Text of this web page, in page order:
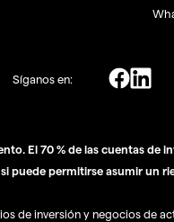
Síganos en:
El 70 % de las cuentas de
puede permitirse asumir un
de inversión y negocios de